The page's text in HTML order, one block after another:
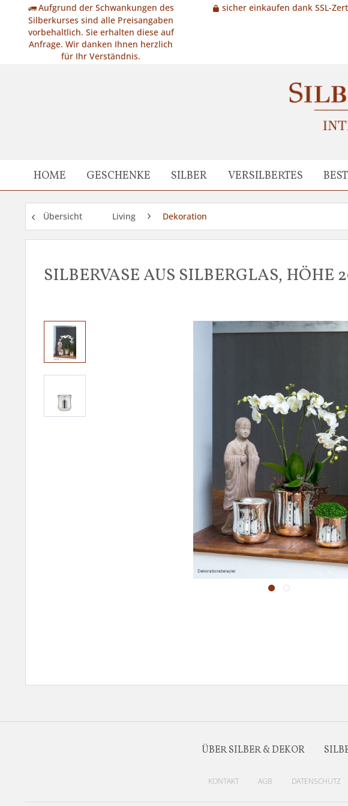
Aufgrund der Schwankungen des
Silberkurses sind alle Preisangaben
vorbehaltlich. Sie erhalten diese auf
Anfrage. Wir danken Ihnen herzlich
für Ihr Verständnis.
sicher einkaufen dank SSL-
HOME GESCHENKE SILBER VERSILBERTES
Übersicht Living Dekoration
SILBERVASE AUS SILBERGLAS, HÖHE
ÜBER SILBER & DEKOR
KONTAKT AGB DATENSCHUTZ